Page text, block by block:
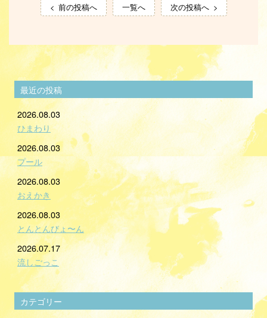
前の投稿へ 一覧へ 次の投稿へ
最近の投稿
2026.08.03
ひまわり
2026.08.03
プール
2026.08.03
おえかき
2026.08.03
とんとんびょ〜ん
2026.07.17
流しごっこ
カテゴリー